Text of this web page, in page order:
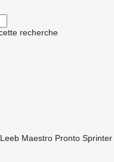
recherche
Leeb Maestro Pronto Sprinter